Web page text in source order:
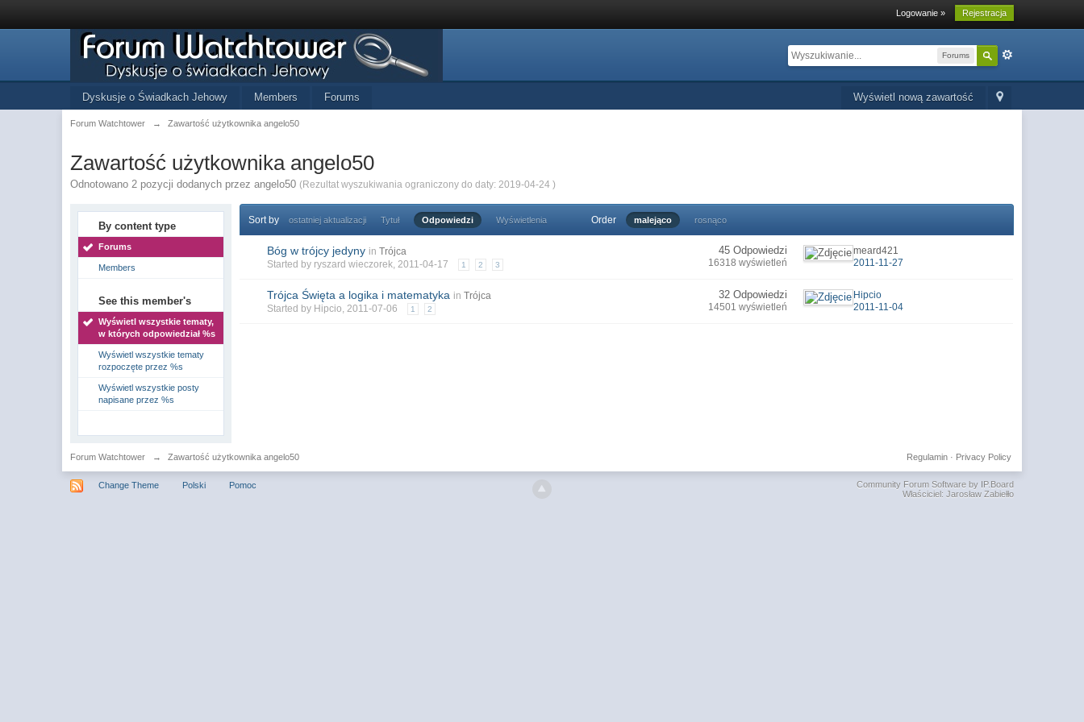
Logowanie » Rejestracja
Forums
Wyświetl nową zawartość
Dyskusje o Świadkach Jehowy Members Forums
Forum Watchtower → Zawartość użytkownika angelo50
Zawartość użytkownika angelo50
Odnotowano 2 pozycji dodanych przez angelo50 (Rezultat wyszukiwania ograniczony do daty: 2019-04-24 )
By content type
Forums
Members
See this member's
Wyświetl wszystkie tematy,
w których odpowiedział %s
Wyświetl wszystkie tematy
rozpoczęte przez %s
Wyświetl wszystkie posty
napisane przez %s
Sort by ostatniej aktualizacji Tytuł Odpowiedzi Wyświetlenia Order malejąco rosnąco
Bóg w trójcy jedyny in Trójca
Started by ryszard wieczorek, 2011-04-17 1 2 3
45 Odpowiedzi
16318 wyświetleń
meard421
2011-11-27
Trójca Święta a logika i matematyka in Trójca
Started by Hipcio, 2011-07-06 1 2
32 Odpowiedzi
14501 wyświetleń
Hipcio
2011-11-04
Forum Watchtower → Zawartość użytkownika angelo50 Privacy Policy
Regulamin·
Change Theme Polski Pomoc
Community Forum Software by IP.Board
Właściciel: Jarosław Zabiełło